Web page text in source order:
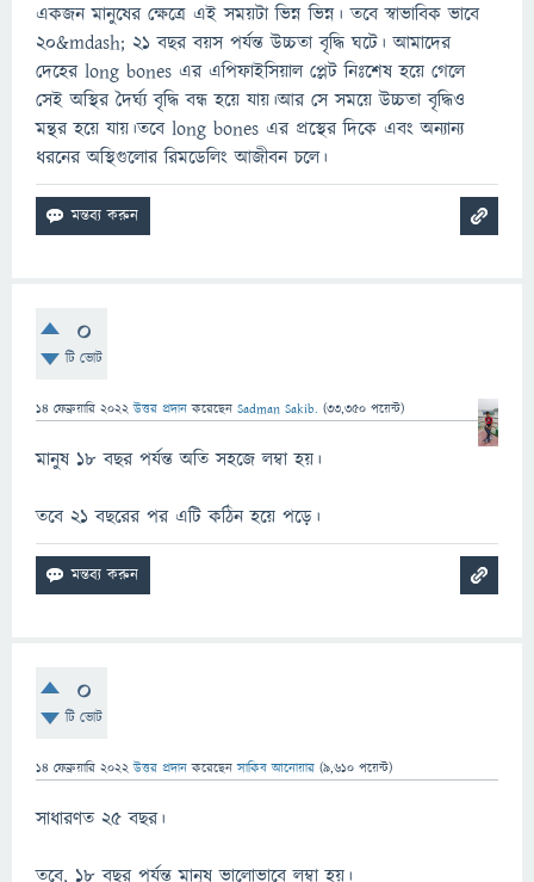
একজন মানুষের ক্ষেত্রে এই সময়টা ভিন্ন ভিন্ন। তবে স্বাভাবিক ভাবে
20&mdash; 21 বছর বয়স পর্যন্ত উচ্চতা বৃদ্ধি ঘটে। আমাদের
দেহের long bones এর এপিফাইসিয়াল প্লেট নিঃশেষ হয়ে গেলে
সেই অস্থির দৈর্ঘ্য বৃদ্ধি বন্ধ হয়ে যায়।আর সে সময়ে উচ্চতা বৃদ্ধিও
মন্থর হয়ে যায়।তবে long bones এর প্রস্থের দিকে এবং অন্যান্য
ধরনের অস্থিগুলোর রিমডেলিং আজীবন চলে।
0
টি ভোট
14 ফেব্রুয়ারি 2022 উত্তর প্রদান করেছেন Sadman Sakib. (33,350 পয়েন্ট)
মানুষ ১৮ বছর পর্যন্ত অতি সহজে লম্বা হয়।
তবে ২১ বছরের পর এটি কঠিন হয়ে পড়ে।
0
টি ভোট
14 ফেব্রুয়ারি 2022 উত্তর প্রদান করেছেনসাকিব আনোয়ার (9,610 পয়েন্ট)
সাধারণত ২৫ বছর।
তবে, ১৮ বছর পর্যন্ত মানুষ ভালোভাবে লম্বা হয়।